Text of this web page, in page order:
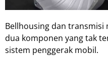
Bellhousing dan transmisi
dua komponen yang tak
sistem penggerak mobil.